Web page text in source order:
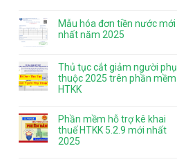
Mẫu hóa đơn tiền nước mới
nhất năm 2025
Thủ tục cắt giảm người phụ
thuộc 2025 trên phần mềm
HTKK
Phần mềm hỗ trợ kê khai
thuế HTKK 5.2.9 mới nhất
2025